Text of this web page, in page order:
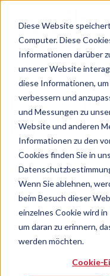
Diese Website
Computer. Diese
Informationen darüber
unserer Website
diese Informationen,
verbessern und
und Messungen zu
Website und anderen
Informationen zu den
Cookies finden Sie in
Wenn Sie ablehnen,
beim Besuch dieser
einzelnes Cookie wird
um daran zu erinnern,
werden möchten.
Cookie-
Suche
Es gibt keine
Seminar Freie Plätze
Lohn und Gehalt
Moderne